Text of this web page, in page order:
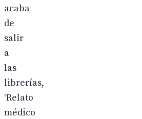
acaba
de
salir
a
las
librerías,
‘Relato
médico